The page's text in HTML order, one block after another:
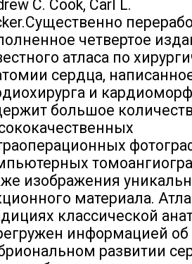
C. Cook, Carl L.
четвертое
атласа по
сердца,
и
большое
изображения
материала.
классической
информацией об
развитии